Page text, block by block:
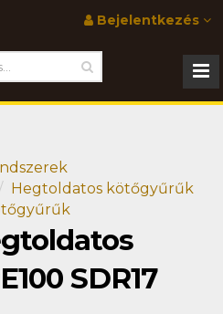
Bejelentkezés
Hegtoldatos kötőgyűrűk
SDR17